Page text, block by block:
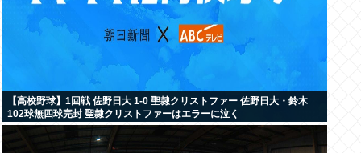
【高校野球】1回戦 佐野日大 1-0 聖隷クリストファー 佐野日大・鈴木
102球無四球完封 聖隷クリストファーはエラーに泣く